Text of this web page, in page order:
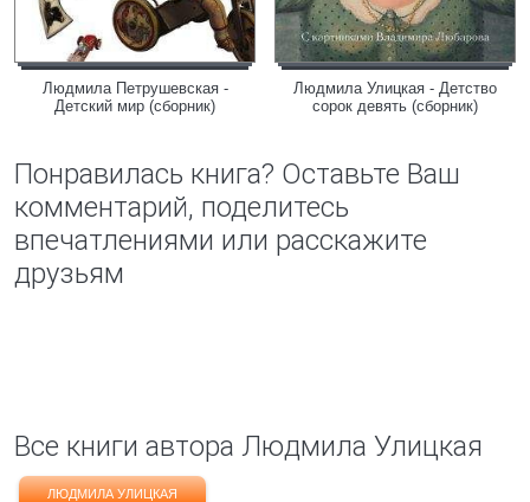
Людмила Петрушевская -
Детский мир (сборник)
Людмила Улицкая - Детство
сорок девять (сборник)
Понравилась книга? Оставьте Ваш
комментарий, поделитесь
впечатлениями или расскажите
друзьям
Все книги автора Людмила Улицкая
ЛЮДМИЛА УЛИЦКАЯ